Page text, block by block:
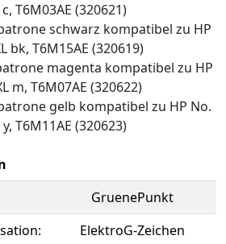
T6M03AE (320621)
schwarz kompatibel zu HP
bk, T6M15AE (320619)
magenta kompatibel zu HP
m, T6M07AE (320622)
gelb kompatibel zu HP No.
y, T6M11AE (320623)
GruenePunkt
ElektroG-Zeichen